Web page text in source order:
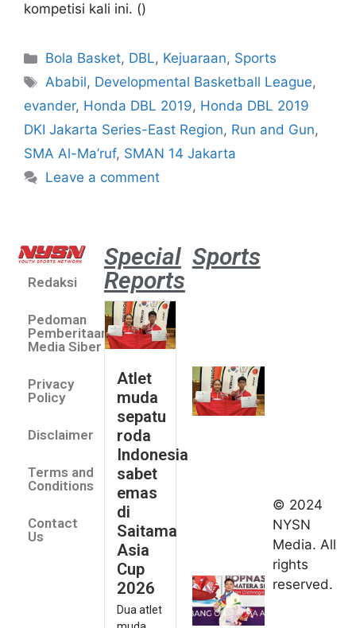
kompetisi kali ini. ()
Bola Basket, DBL, Kejuaraan, Sports
Ababil, Developmental Basketball League,
evander, Honda DBL 2019, Honda DBL 2019
DKI Jakarta Series-East Region, Run and Gun,
SMA Al-Ma’ruf, SMAN 14 Jakarta
Leave a comment
Redaksi
Pedoman
Pemberitaan
Media Siber
Privacy
Policy
Disclaimer
Terms and
Conditions
Contact
Us
Special
Reports
Atlet
muda
sepatu
roda
Indonesia
sabet
emas
di
Saitama
Asia
Cup
2026
Dua atlet
Sports
2026
Indonesia
kirim tiga
lifter
muda ke
Kejuaraan
© 2024
NYSN
Media. All
rights
reserved.